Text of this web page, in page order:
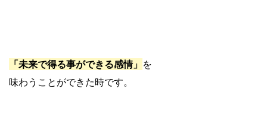
「未来で得る事ができる感情」 を
味わうことができた時です。